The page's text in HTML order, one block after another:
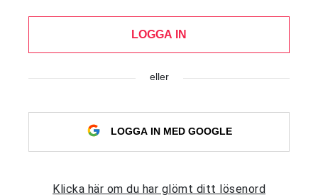
LOGGA IN
eller
LOGGA IN MED GOOGLE
Klicka här om du har glömt ditt lösenord